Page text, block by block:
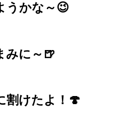
うかな～😉
みに～🍺
割けたよ！🍄